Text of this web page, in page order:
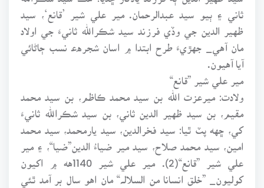
ثاني ۽ ٻيو سيد عبدالرحمان. مير علي شير ’قانع‘، سيد
ظهير الدين جي وڏي فرزند سيد شڪرالله ثانيءَ جي اولاد
مان آهي_ جهڙيءَ طرح ابتدا ۾ اسان شجرهﻋ نسب ڄاڻائي
آيا آهيون.
مير علي شير ”قانع“
ولادت: ميرعزت الله بن سيد محمد ڪاظم، بن سيد محمد
مقيم، بن سيد ظهير الدين ثاني، بن سيد شڪرالله ثانيءَ
کي، ڇهه پٽ ٿيا: سيد فخرالدين، سيد يارمحمد، سيد محمد
امين، سيد محمد صلاح، سيد مير ضياءُ الدين”ضيا“، ۽ مير
علي شير ”قانع“(2). مير علي شير 1140هه ۾ اکيون
کوليون_ ”خلق انسانا من السلالـﮧ“ مان اهو سال بر آمد ٿئي